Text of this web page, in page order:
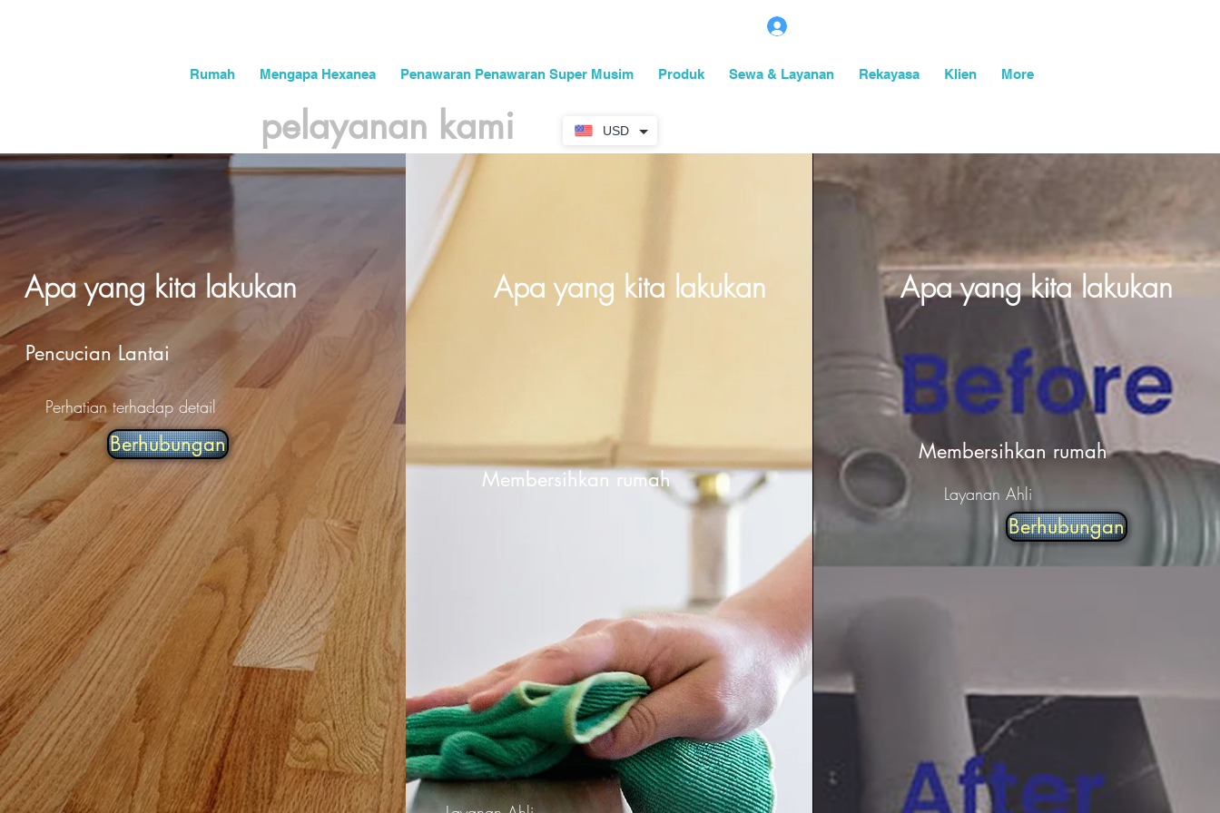
USD
Rumah Mengapa Hexanea Penawaran Penawaran Super Musim Produk Sewa & Layanan Rekayasa Klien More
pelayanan kami
Apa yang kita lakukan
Pencucian Lantai
Perhatian terhadap detail
Berhubungan
Apa yang kita lakukan
Membersihkan rumah
Apa yang kita lakukan
Membersihkan rumah
Layanan Ahli
Berhubungan